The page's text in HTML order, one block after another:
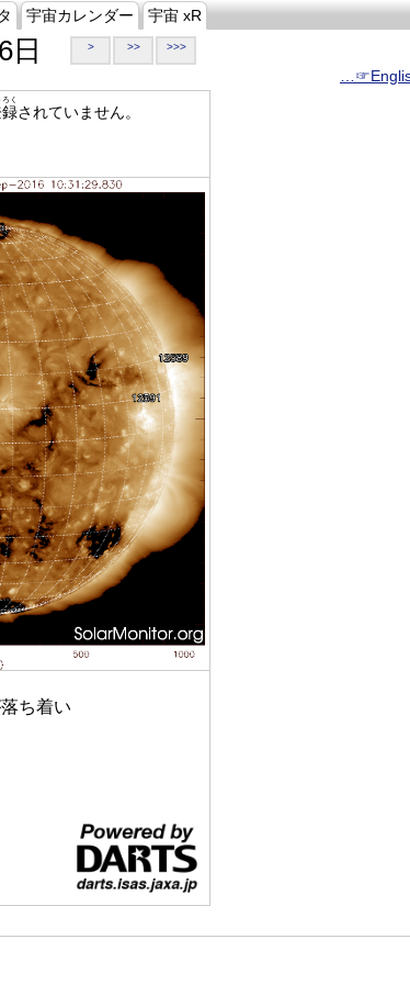
宇宙カレンダー 宇宙 xR
日 > >> >>>
ろく
されていません。
ち着い